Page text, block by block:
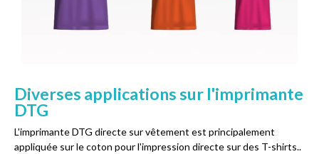
Diverses applications sur l'imprimante
DTG
L'imprimante DTG directe sur vêtement est principalement
appliquée sur le coton pour l'impression directe sur des T-shirts..